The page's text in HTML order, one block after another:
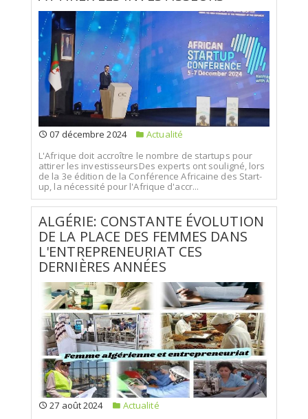
07 décembre 2024
Actualité
L'Afrique doit accroître le nombre de startups pour
attirer les investisseursDes experts ont souligné, lors
de la 3e édition de la Conférence Africaine des Start-
up, la nécessité pour l'Afrique d'accr...
ALGÉRIE: CONSTANTE ÉVOLUTION
DE LA PLACE DES FEMMES DANS
L'ENTREPRENEURIAT CES
DERNIÈRES ANNÉES
27 août 2024
Actualité